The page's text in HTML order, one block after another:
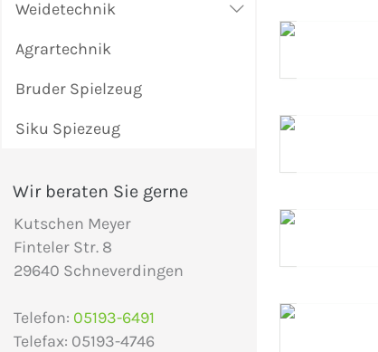
Weidetechnik
Agrartechnik
Bruder Spielzeug
Siku Spiezeug
Wir beraten Sie gerne
Kutschen Meyer
Finteler Str. 8
29640 Schneverdingen
Telefon: 05193-6491
Telefax: 05193-4746